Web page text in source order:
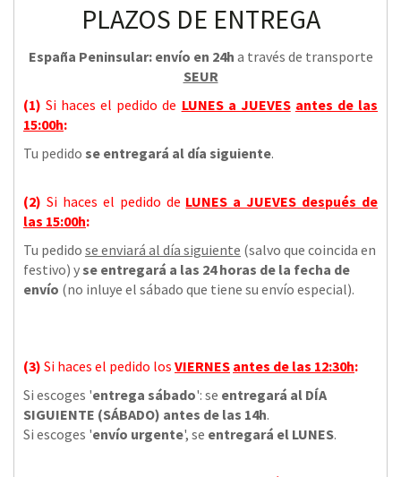
PLAZOS DE ENTREGA
España Peninsular: envío en 24h a través de transporte
SEUR
(1)Si haces el pedido de LUNES a JUEVES antes de las
15:00h:
Tu pedido se entregará al día siguiente.
(2) Si haces el pedido de LUNES a JUEVES después de
las 15:00h:
Tu pedido se enviará al día siguiente (salvo que coincida en
festivo) yse entregará a las 24 horas de la fecha de
envío (no inluye el sábado que tiene su envío especial).
(3) Si haces el pedido los VIERNES antes de las 12:30h:
Si escoges 'entrega sábado': se entregará al DÍA
SIGUIENTE (SÁBADO) antes de las 14h.
Si escoges 'envío urgente', se entregará el LUNES.